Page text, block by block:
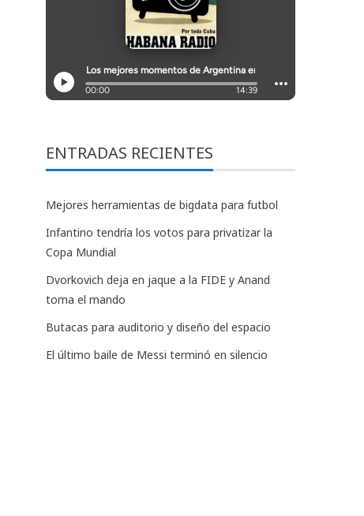
ENTRADAS RECIENTES
Mejores herramientas de bigdata para futbol
Infantino tendría los votos para privatizar la
Copa Mundial
Dvorkovich deja en jaque a la FIDE y Anand
toma el mando
Butacas para auditorio y diseño del espacio
El último baile de Messi terminó en silencio